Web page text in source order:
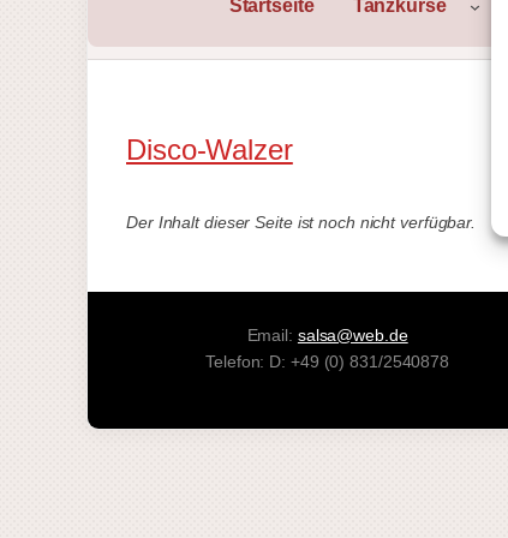
Startseite Tanzkurse
Disco-Walzer
Der Inhalt dieser Seite ist noch nicht verfügbar.
Email: salsa@web.de
Telefon: D: +49 (0) 831/2540878